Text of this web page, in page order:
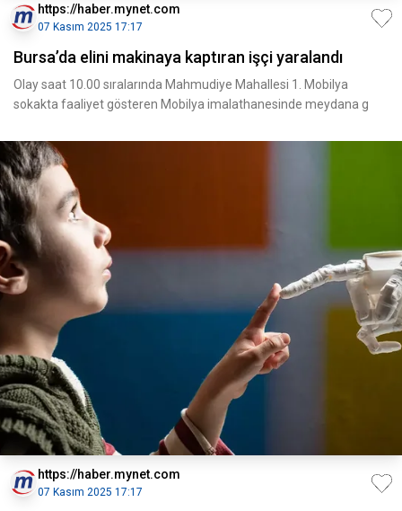
https://haber.mynet.com
07 Kasım 2025 17:17
Bursa’da elini makinaya kaptıran işçi yaralandı
Olay saat 10.00 sıralarında Mahmudiye Mahallesi 1. Mobilya
sokakta faaliyet gösteren Mobilya imalathanesinde meydana g
https://haber.mynet.com
07 Kasım 2025 17:17